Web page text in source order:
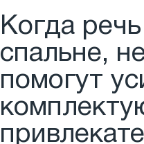
Когда
спальне,
помогут